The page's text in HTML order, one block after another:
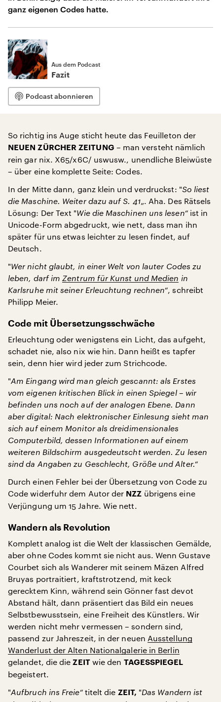
ganz eigenen Codes hatte.
Aus dem Podcast
Fazit
Podcast abonnieren
So richtig ins Auge sticht heute das Feuilleton der
NEUEN ZÜRCHER ZEITUNG – man versteht nämlich
rein gar nix. X65/x6C/ uswusw., unendliche Bleiwüste
– über eine komplette Seite: Codes.
In der Mitte dann, ganz klein und verdruckst: "So liest
die Maschine. Weiter dazu auf S. 41„. Aha. Des Rätsels
Lösung: Der Text "Wie die Maschinen uns lesen“ist in
Unicode-Form abgedruckt, wie nett, dass man ihn
später für uns etwas leichter zu lesen findet, auf
Deutsch.
"Wer nicht glaubt, in einer Welt von lauter Codes zu
leben, darf imZentrum für Kunst und Medien in
Karlsruhe mit seiner Erleuchtung rechnen“, schreibt
Philipp Meier.
Code mit Übersetzungsschwäche
Erleuchtung oder wenigstens ein Licht, das aufgeht,
schadet nie, also nix wie hin. Dann heißt es tapfer
sein, denn hier wird jeder zum Strichcode.
"Am Eingang wird man gleich gescannt: als Erstes
vom eigenen kritischen Blick in einen Spiegel – wir
befinden uns noch auf der analogen Ebene. Dann
aber digital: Nach elektronischer Einlesung sieht man
sich auf einem Monitor als dreidimensionales
Computerbild, dessen Informationen auf einem
weiteren Bildschirm ausgedeutscht werden.Zu lesen
sind da Angaben zu Geschlecht, Größe und Alter.“
Durch einen Fehler bei der Übersetzung von Code zu
Code widerfuhr dem Autor der NZZ übrigens eine
Verjüngung um 15 Jahre. Wie nett.
Wandern als Revolution
Komplett analog ist die Welt der klassischen Gemälde,
aber ohne Codes kommt sie nicht aus. Wenn Gustave
Courbet sich als Wanderer mit seinem Mäzen Alfred
Bruyas portraitiert, kraftstrotzend, mit keck
gerecktem Kinn, während sein Gönner fast devot
Abstand hält, dann präsentiert das Bild ein neues
Selbstbewusstsein, eine Freiheit des Künstlers. Wir
werden nicht mehr vermessen – sondern sind,
passend zur Jahreszeit, in der neuen Ausstellung
Wanderlust der Alten Nationalgalerie in Berlin
gelandet, die die ZEITwie den TAGESSPIEGEL
begeistert.
"Aufbruch ins Freie“ titelt die ZEIT, "Das Wandern ist